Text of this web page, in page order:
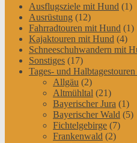
Ausflugsziele mit Hund (1)
Ausrüstung (12)
Fahrradtouren mit Hund (1)
Kajaktouren mit Hund (4)
Schneeschuhwandern mit
Sonstiges (17)
Tages- und
Allgäu (2)
Altmühltal (21)
Bayerischer Jura (1)
Bayerischer Wald (5)
Fichtelgebirge (7)
Frankenwald (2)